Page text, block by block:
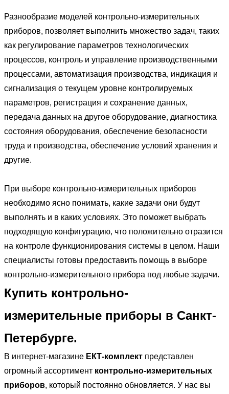
Разнообразие моделей контрольно-измерительных
приборов, позволяет выполнить множество задач, таких
как регулирование параметров технологических
процессов, контроль и управление производственными
процессами, автоматизация производства, индикация и
сигнализация о текущем уровне контролируемых
параметров, регистрация и сохранение данных,
передача данных на другое оборудование, диагностика
состояния оборудования, обеспечение безопасности
труда и производства, обеспечение условий хранения и
другие.
При выборе контрольно-измерительных приборов
необходимо ясно понимать, какие задачи они будут
выполнять и в каких условиях. Это поможет выбрать
подходящую конфигурацию, что положительно отразится
на контроле функционирования системы в целом. Наши
специалисты готовы предоставить помощь в выборе
контрольно-измерительного прибора под любые задачи.
Купить контрольно-
измерительные приборы в Санкт-
Петербурге.
В интернет-магазине ЕКТ-комплект представлен
огромный ассортимент контрольно-измерительных
приборов, который постоянно обновляется. У нас вы